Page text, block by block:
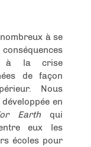
à se
à la crise
de façon
Nous
développée en
Earthqui
eux les
écoles pour